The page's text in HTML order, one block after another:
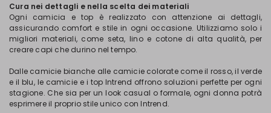
Cura nei dettagli e nella scelta dei materiali
Ogni camicia e top è realizzato con attenzione ai dettagli,
assicurando comfort e stile in ogni occasione. Utilizziamo solo i
migliori materiali, come seta, lino e cotone di alta qualità, per
creare capi che durino nel tempo.
Dalle camicie bianche alle camicie colorate come il rosso, il verde
e il blu, le camicie e i top Intrend offrono soluzioni perfette per ogni
stagione. Che sia per un look casual o formale, ogni donna potrà
esprimere il proprio stile unico con Intrend.